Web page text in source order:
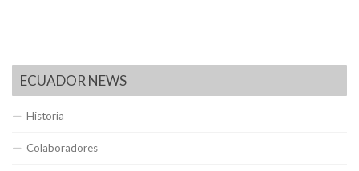
ECUADOR NEWS
Historia
Colaboradores